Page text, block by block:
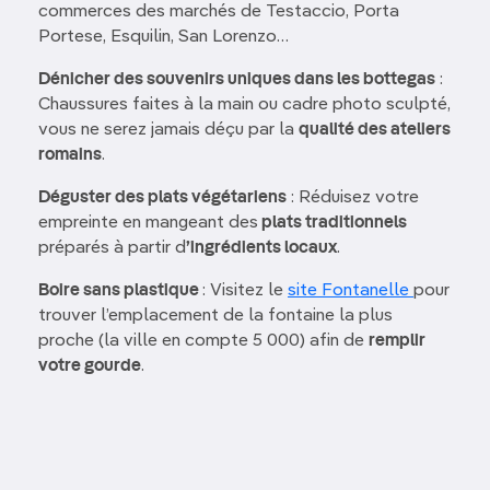
commerces des marchés de Testaccio, Porta
Portese, Esquilin, San Lorenzo…
Dénicher des souvenirs uniques dans les bottegas :
Chaussures faites à la main ou cadre photo sculpté,
vous ne serez jamais déçu par la qualité des ateliers
romains.
Déguster des plats végétariens : Réduisez votre
empreinte en mangeant des plats traditionnels
préparés à partir d’ingrédients locaux.
Boire sans plastique: Visitez le site Fontanelle pour
trouver l’emplacement de la fontaine la plus
proche (la ville en compte 5 000) afin de remplir
votre gourde.